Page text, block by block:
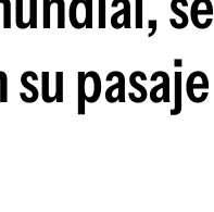
Siguenos en:
pasaje